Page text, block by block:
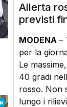
Allerta
previsti
MODENA –
per la
Le
40 gradi
rosso. Non
lungo i